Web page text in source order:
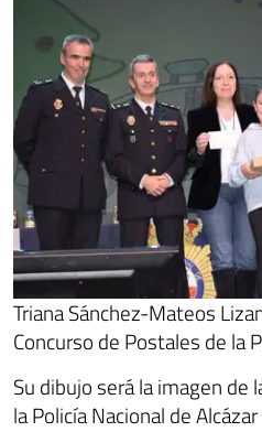
Triana Sánchez-Mateos
Concurso de Postales de la
Su dibujo será la imagen de
la Policía Nacional de Alcázar